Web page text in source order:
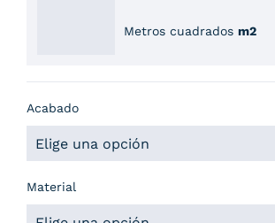
Metros cuadrados m2
Acabado
Material